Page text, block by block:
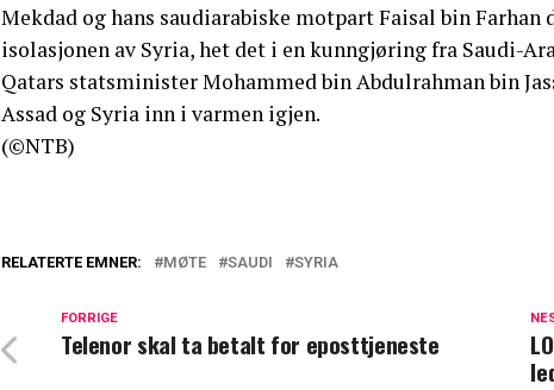
Mekdad og hans saudiarabiske motpart Faisal bin
isolasjonen av Syria, het det i en kunngjøring fra Saudi-
Qatars statsminister Mohammed bin Abdulrahman bin
Assad og Syria inn i varmen igjen.
(©NTB)
RELATERTE EMNER: MØTE SAUDI SYRIA
FORRIGE
Telenor skal ta betalt for eposttjeneste